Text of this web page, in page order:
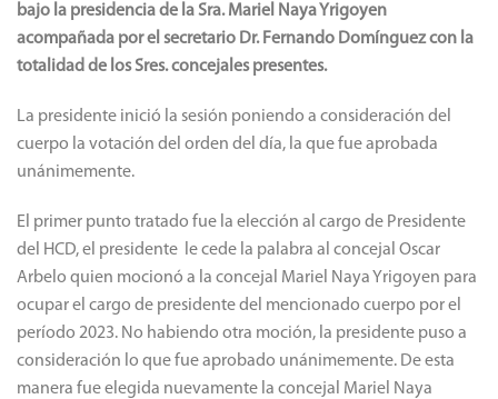
bajo la presidencia de la Sra. Mariel Naya Yrigoyen
acompañada por el secretario Dr. Fernando Domínguez con la
totalidad de los Sres. concejales presentes.
La presidente inició la sesión poniendo a consideración del
cuerpo la votación del orden del día, la que fue aprobada
unánimemente.
El primer punto tratado fue la elección al cargo de Presidente
del HCD, el presidente le cede la palabra al concejal Oscar
Arbelo quien mocionó a la concejal Mariel Naya Yrigoyen para
ocupar el cargo de presidente del mencionado cuerpo por el
período 2023. No habiendo otra moción, la presidente puso a
consideración lo que fue aprobado unánimemente. De esta
manera fue elegida nuevamente la concejal Mariel Naya